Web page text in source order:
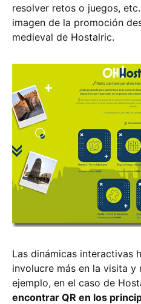
resolver retos o juegos,
imagen de la promoción
medieval de Hostalric.
Las dinámicas interactivas
involucre más en la visita y
ejemplo, en el caso de
encontrar QR en los